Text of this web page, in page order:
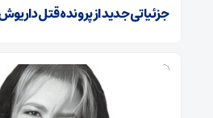
جزئیاتی جدید از پرونده قتل